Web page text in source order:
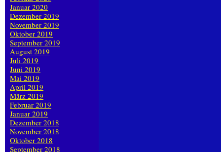
Januar 2020
Dezember 2019
November 2019
Oktober 2019
September 2019
August 2019
Juli 2019
Juni 2019
Mai 2019
April 2019
März 2019
Februar 2019
Januar 2019
Dezember 2018
November 2018
Oktober 2018
September 2018